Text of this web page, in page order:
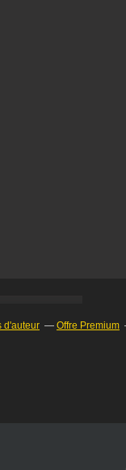
d'auteur Offre Premium